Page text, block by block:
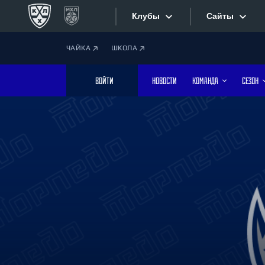
Клубы
Дивизион Боброва
Лада
Сайты
Фотобанк
ЧАЙКА ШКОЛА
ВОЙТИ НОВОСТИ КОМАНДА СЕЗОН